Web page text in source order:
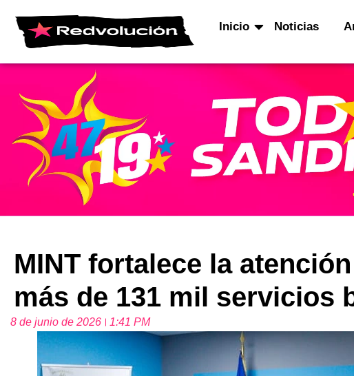
Inicio Noticias
MINT fortalece la
más de 131 mil servicios
8 de junio de 2026 1:41 PM